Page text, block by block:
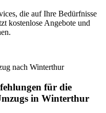
die auf Ihre Bedürfnisse
kostenlose Angebote und
nach Winterthur
für die
in Winterthur